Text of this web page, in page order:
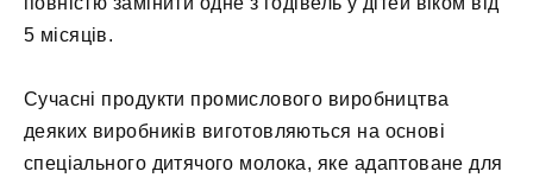
5 місяців.
Сучасні продукти промислового виробництва
деяких виробників виготовляються на основі
спеціального дитячого молока, яке адаптоване для